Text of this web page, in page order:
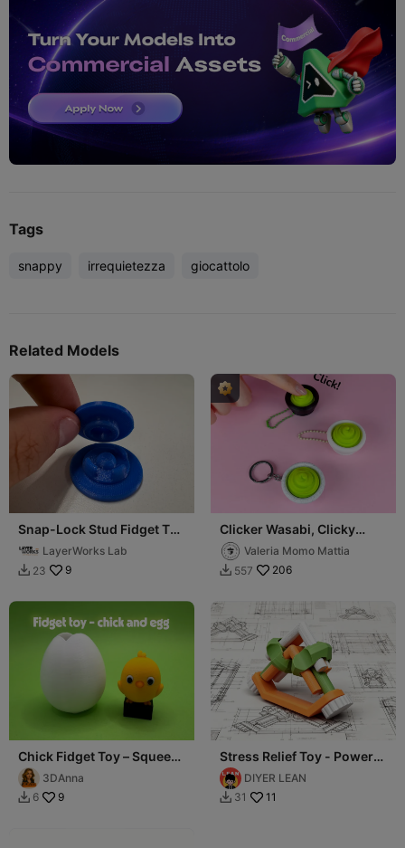
Tags
snappy irrequietezza giocattolo
Related Models
Snap-Lock Stud Fidget Toy
— Satisfying Click & Pop
Desk Toy
LayerWorks Lab
 23 9
Clicker Wasabi, Clicky
Keychain NoStress Toy
Valeria Momo Mattia
 557 206
Chick Fidget Toy – Squeeze
& Pop Mechanism (3
pieces)3DAnna
 6 9
Stress Relief Toy - Power
Transmission
DIYER LEAN
 31 11